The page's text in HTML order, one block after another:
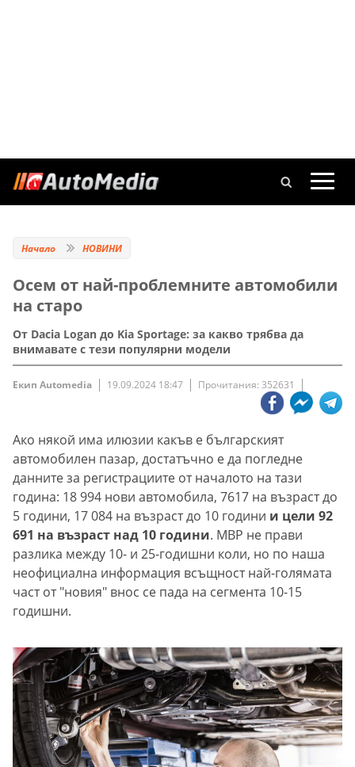
Начало НОВИНИ
Осем от най-проблемните автомобили
на старо
От Dacia Logan до Kia Sportage: за какво трябва да
внимавате с тези популярни модели
Екип Automedia 19.09.2024 18:47 Прочитания: 352631
Ако някой има илюзии какъв е българският
автомобилен пазар, достатъчно е да погледне
данните за регистрациите от началото на тази
година: 18 994 нови автомобила, 7617 на възраст до
5 години, 17 084 на възраст до 10 години и цели 92
691 на възраст над 10 години. МВР не прави
разлика между 10- и 25-годишни коли, но по наша
неофициална информация всъщност най-голямата
част от "новия" внос се пада на сегмента 10-15
годишни.